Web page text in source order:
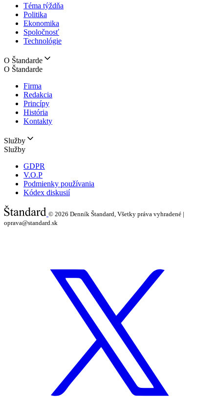
Téma týždňa
Politika
Ekonomika
Spoločnosť
Technológie
O Štandarde
O Štandarde
Firma
Redakcia
Princípy
História
Kontakty
Služby
Služby
GDPR
V.O.P
Podmienky používania
Kódex diskusií
© 2026 Denník Štandard, Všetky práva vyhradené |
oprava@standard.sk